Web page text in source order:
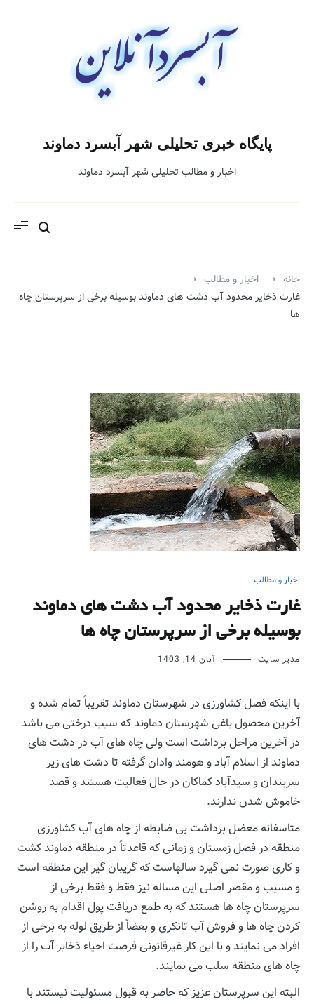
پایگاه خبری تحلیلی شهر آبسرد دماوند
اخبار و مطالب تحلیلی شهر آبسرد دماوند
خانه
اخبار و مطالب
غارت ذخایر محدود آب دشت های دماوند بوسیله برخی از سرپرستان چاه
ها
اخبار و مطالب
غارت ذخایر محدود آب دشت های دماوند
بوسیله برخی از سرپرستان چاه ها
مدیر سایت آبان 14, 1403
با اینکه فصل کشاورزی در شهرستان دماوند تقریباً تمام شده و
آخرین محصول باغی شهرستان دماوند که سیب درختی می باشد
در آخرین مراحل برداشت است ولی چاه های آب در دشت های
دماوند از اسلام آباد و هومند وادان گرفته تا دشت های زیر
سربندان و سیدآباد کماکان در حال فعالیت هستند و قصد
خاموش شدن ندارند.
متاسفانه معضل برداشت بی ضابطه از چاه های آب کشاورزی
منطقه در فصل زمستان و زمانی که قاعدتاً در منطقه دماوند کشت
و کاری صورت نمی گیرد سالهاست که گریبان گیر این منطقه است
و مسبب و مقصر اصلی این مساله نیز فقط و فقط برخی از
سرپرستان چاه ها هستند که به طمع دریافت پول اقدام به روشن
کردن چاه ها و فروش آب تانکری و بعضاً از طریق لوله به برخی از
افراد می نمایند و با این کار غیرقانونی فرصت احیاء ذخایر آب را از
چاه های منطقه سلب می نمایند.
البته این سرپرستان عزیز که حاضر به قبول مسئولیت نیستند با